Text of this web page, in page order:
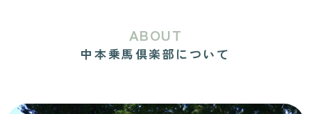
ABOUT
中本乗馬倶楽部について